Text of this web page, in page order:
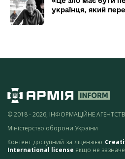
українця, який
© 2018 - 2026, ІНФОРМАЦІЙНЕ
Міністерство оборони України
Контент доступний за ліцензією
International license якщо не